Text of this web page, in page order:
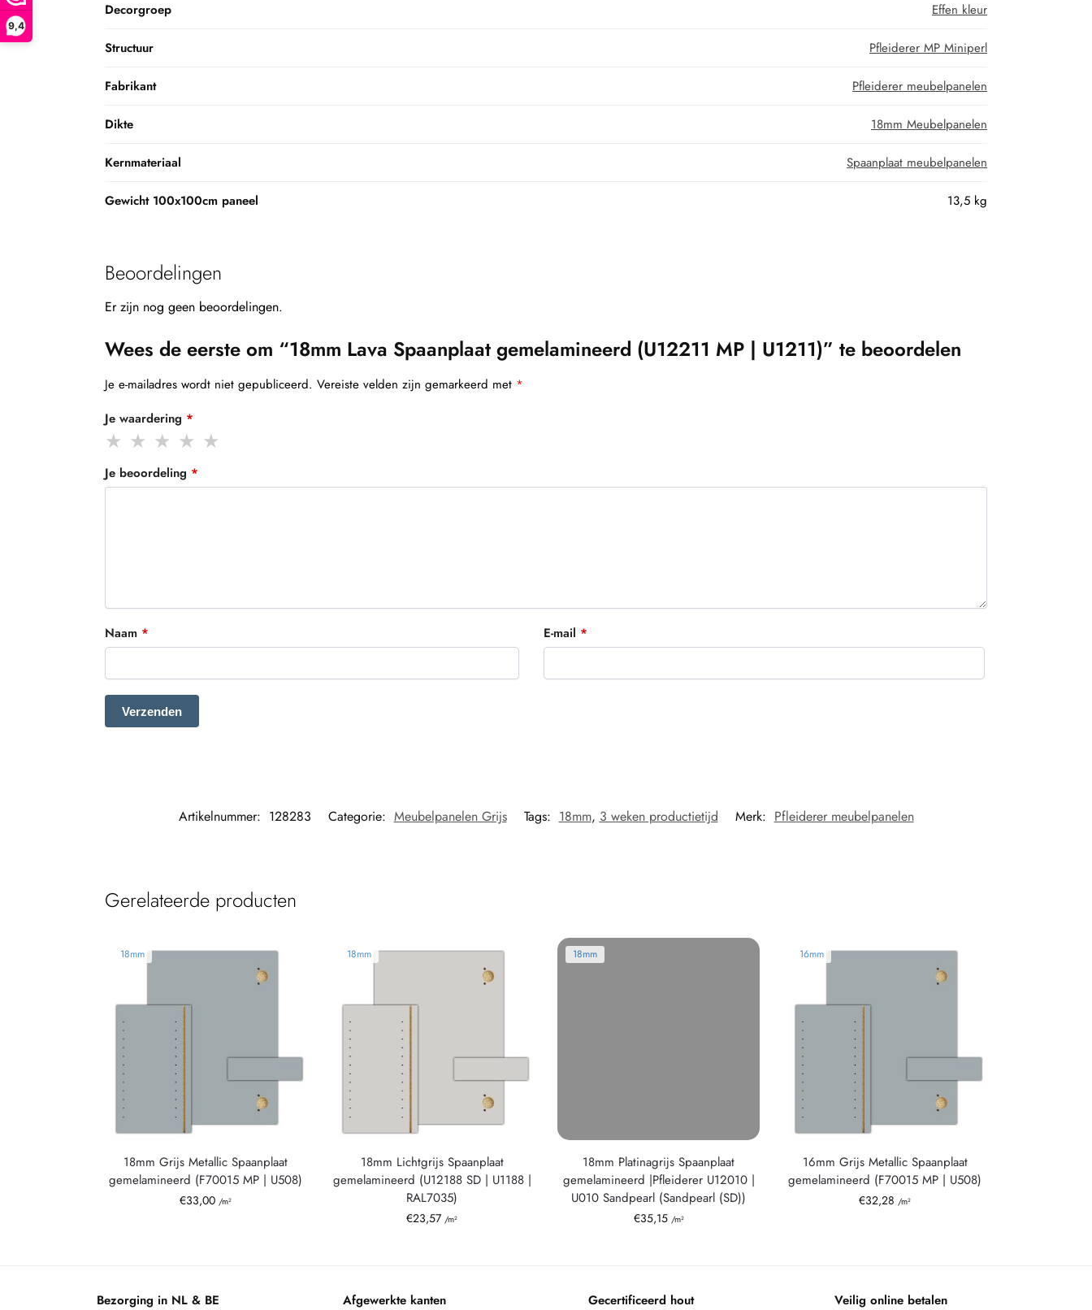
9,4
Decorgroep Effen kleur
Structuur Pfleiderer MP Miniperl
Fabrikant Pfleiderer meubelpanelen
Dikte 18mm Meubelpanelen
Kernmateriaal Spaanplaat meubelpanelen
Gewicht 100x100cm paneel 13,5 kg
Beoordelingen
Er zijn nog geen beoordelingen.
Wees de eerste om “18mm Lava Spaanplaat gemelamineerd (U12211 MP | U1211)” te beoordelen
Je e-mailadres wordt niet gepubliceerd. Vereiste velden zijn gemarkeerd met *
Je waardering *
Je beoordeling *
Naam * E-mail *
Artikelnummer: 128283 Categorie: Meubelpanelen Grijs Tags: 18mm, 3 weken productietijd Merk: Pfleiderer meubelpanelen
Gerelateerde producten
18mm
18mm Grijs Metallic Spaanplaat
gemelamineerd (F70015 MP | U508)
€33,00 /m²
18mm
18mm Lichtgrijs Spaanplaat
gemelamineerd (U12188 SD | U1188 |
RAL7035)
€23,57 /m²
18mm
18mm Platinagrijs Spaanplaat
gemelamineerd |Pfleiderer U12010 |
U010 Sandpearl (Sandpearl (SD))
€35,15 /m²
16mm
16mm Grijs Metallic Spaanplaat
gemelamineerd (F70015 MP | U508)
€32,28 /m²
Bezorging in NL & BE Afgewerkte kanten Gecertificeerd hout Veilig online betalen